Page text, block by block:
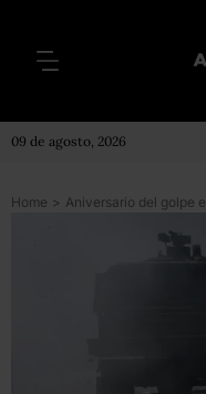
09 de agosto, 2026
Home >